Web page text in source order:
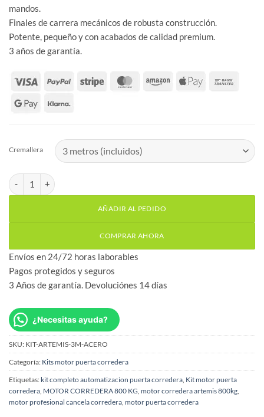
mandos.
Finales de carrera mecánicos de robusta construcción.
Potente, pequeño y con acabados de calidad premium.
3 años de garantía.
Cremallera
Kit Artemis 1000 kg motor puerta corredera con cremallera de
AÑADIR AL PEDIDO
COMPRAR AHORA
Envíos en 24/72 horas laborables
Pagos protegidos y seguros
3 Años de garantía. Devoluciónes 14 días
¿Necesitas ayuda?
SKU: KIT-ARTEMIS-3M-ACERO
Categoría: Kits motor puerta corredera
Etiquetas: kit completo automatizacion puerta corredera, Kit motor puerta
corredera, MOTOR CORREDERA 800 KG, motor corredera artemis 800kg,
motor profesional cancela corredera, motor puerta corredera